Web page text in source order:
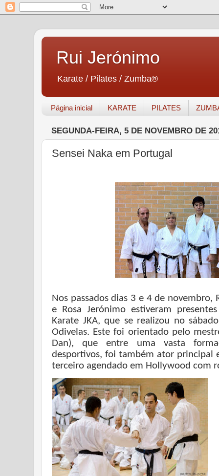
Rui Jerónimo
Karate / Pilates / Zumba®
Página inicial KARATE PILATES
SEGUNDA-FEIRA, 5 DE NOVEMBRO DE
Sensei Naka em Portugal
Nos passados dias 3 e 4 de novembro,
e Rosa Jerónimo estiveram
Karate JKA, que se realizou no
Odivelas. Este foi orientado pelo
Dan), que entre uma vasta
desportivos, foi também ator principal
terceiro agendado em Hollywood com